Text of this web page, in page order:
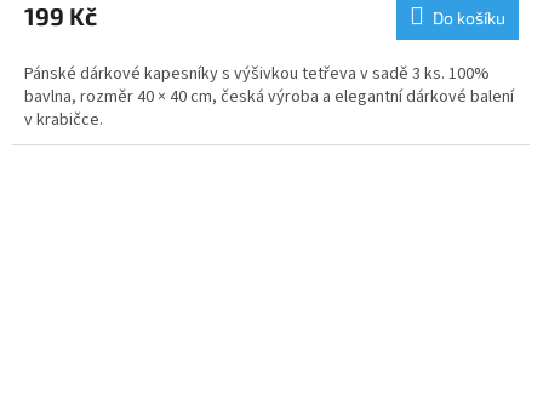
199 Kč Do košíku
Pánské dárkové kapesníky s výšivkou tetřeva v sadě 3 ks. 100%
bavlna, rozměr 40 × 40 cm, česká výroba a elegantní dárkové balení
v krabičce.